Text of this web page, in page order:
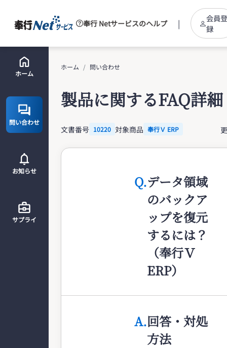
奉行 Netサービスのヘルプ |
会員
録
ホーム
問い合わせ
お知らせ
サプライ
ホーム 問い合わせ
製品に関するFAQ詳細
文書番号 10220 対象商品 奉行Ｖ ERP
Q.データ領域
のバックア
ップを復元
するには？
（奉行Ｖ
ERP）
A.回答・対処
方法